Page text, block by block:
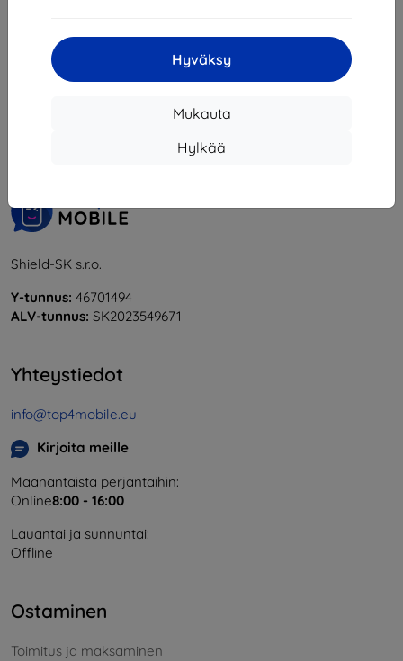
Hyväksy
Mukauta
Hylkää
yhteensä6.
Shield-SK s.r.o.
Y-tunnus: 46701494
ALV-tunnus: SK2023549671
Yhteystiedot
info@top4mobile.eu
Kirjoita meille
Maanantaista perjantaihin:
Online8:00 - 16:00
Lauantai ja sunnuntai:
Offline
Ostaminen
Toimitus ja maksaminen